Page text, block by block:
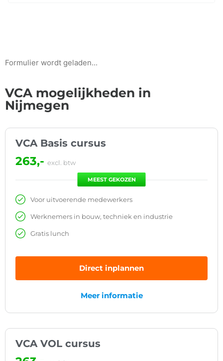
Formulier wordt geladen...
VCA mogelijkheden in
Nijmegen
VCA Basis cursus
263,- excl. btw
MEEST GEKOZEN
Voor uitvoerende medewerkers
Werknemers in bouw, techniek en industrie
Gratis lunch
Direct inplannen
Meer informatie
VCA VOL cursus